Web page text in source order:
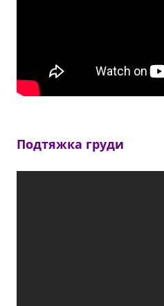
Подтяжка груди